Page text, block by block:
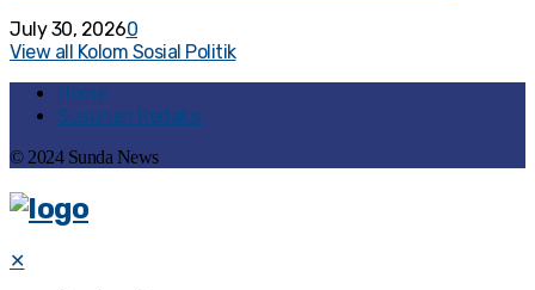
July 30, 20260
View all Kolom Sosial Politik
Home
Susunan Redaksi
© 2024 Sunda News
✕